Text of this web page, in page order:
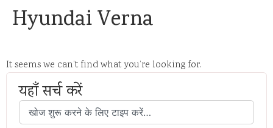
Hyundai Verna
It seems we can’t find what you’re looking for.
यहाँ सर्च करें